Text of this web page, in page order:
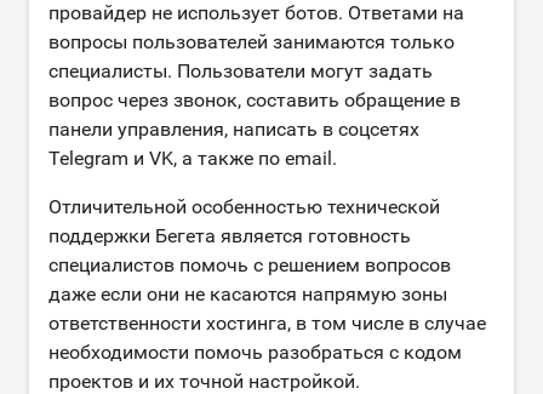
провайдер не использует ботов. Ответами на
вопросы пользователей занимаются только
специалисты. Пользователи могут задать
вопрос через звонок, составить обращение в
панели управления, написать в соцсетях
Telegram и VK, а также по email.
Отличительной особенностью технической
поддержки Бегета является готовность
специалистов помочь с решением вопросов
даже если они не касаются напрямую зоны
ответственности хостинга, в том числе в случае
необходимости помочь разобраться с кодом
проектов и их точной настройкой.